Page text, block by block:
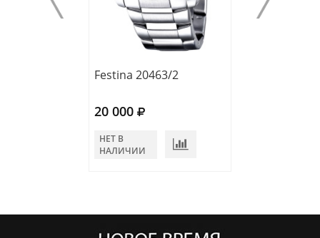
Festina 20463/2
20 000
НЕТ В
НАЛИЧИИ